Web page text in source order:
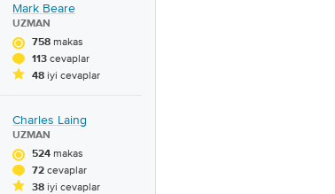
Mark Beare
UZMAN
758 makas
113 cevaplar
48 iyi cevaplar
Charles Laing
UZMAN
524 makas
72 cevaplar
38 iyi cevaplar